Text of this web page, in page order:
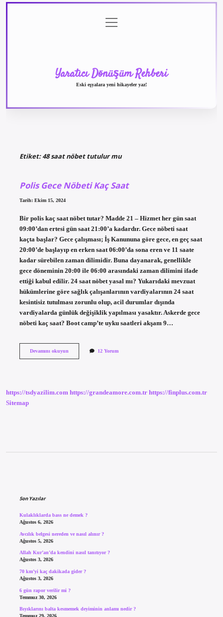
menüyü
aç
Yaratıcı Dönüşüm Rehberi
Eski eşyalara yeni hikayeler yaz!
Etiket:48 saat nöbet tutulur mu
Polis Gece Nöbeti Kaç Saat
Tarih: Ekim 15, 2024
Bir polis kaç saat nöbet tutar? Madde 21 – Hizmet her gün saat
09:00’dan ertesi gün saat 21:00’a kadardır. Gece nöbeti saat
kaçta başlar? Gece çalışması; İş Kanununa göre gece, en geç saat
20:00’de başlayıp en erken saat 06:00’da sona eren ve 11 saate
kadar sürebilen zaman dilimidir. Buna dayanarak, genellikle
gece döneminin 20:00 ile 06:00 arasındaki zaman dilimini ifade
ettiği kabul edilir. 24 saat nöbet yasal mı? Yukarıdaki mevzuat
hükümlerine göre sağlık çalışanlarının vardiyalarının 24 saat
kesintisiz tutulması zorunlu olup, acil durumlar dışında
vardiyalarda günlük değişiklik yapılması yasaktır. Askerde gece
nöbeti kaç saat? Boot camp’te uyku saatleri akşam 9…
Devamını okuyunPolis
12 Yorum
https://tsdyazilim.com https://grandeamore.com.tr https://finplus.com.tr
Sitemap
Son Yazılar
Kulaklıklarda bass ne demek ?
Ağustos 6, 2026
Avcılık belgesi nereden ve nasıl alınır ?
Ağustos 5, 2026
Allah Kur’an’da kendini nasıl tanıtıyor ?
Ağustos 3, 2026
70 km’yi kaç dakikada gider ?
Ağustos 3, 2026
6 gün rapor verilir mi ?
Temmuz 30, 2026
Bıyıklarını balta kesmemek deyiminin anlamı nedir ?
Temmuz 29, 2026